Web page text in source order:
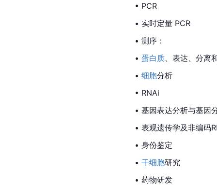
• PCR
• 实时定量 PCR
• 测序：
• 蛋白质 、表达、分离
• 细胞分析
• RNAi
• 基因表达分析与基因
• 表观遗传学及非编码
• 身份鉴定
• 干细胞研究
• 药物研发